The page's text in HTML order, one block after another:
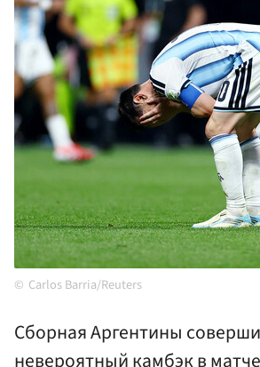
Carlos Barria/Reuters
Сборная Аргентины
невероятный камбэк в